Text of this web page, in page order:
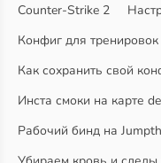
Counter-Strike 2
Конфиг для тренировок
Как сохранить свой
Инста смоки на карте
Рабочий бинд на